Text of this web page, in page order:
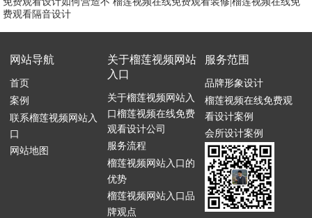
费观看隔音设计
网站导航
首页
案例
联系榴莲视频网站入
口
网站地图
关于榴莲视频网站
入口
关于榴莲视频网站入
口榴莲视频在线免费
观看设计公司
服务流程
榴莲视频网站入口的
优势
榴莲视频网站入口品
牌观点
服务范围
品牌形象设计
榴莲视频在线免费观
看设计案例
会所设计案例